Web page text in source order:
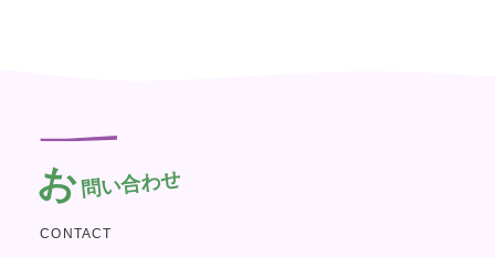
お問い合わせ
CONTACT